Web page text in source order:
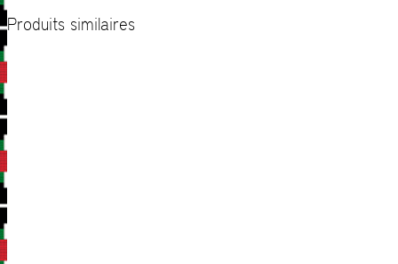
Produits similaires